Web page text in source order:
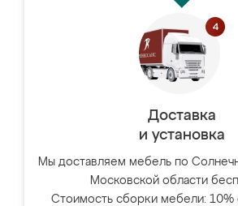
Доставка
и установка
Мы доставляем мебель по
Московской области
Стоимость сборки мебели: 10%